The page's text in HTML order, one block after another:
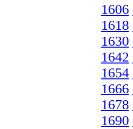
1606
1618
1630
1642
1654
1666
1678
1690